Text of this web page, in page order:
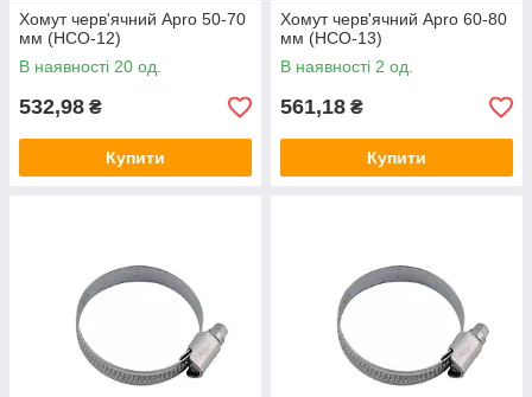
Хомут черв'ячний Apro 50-70
мм (HCО-12)
В наявності 20 од.
532,98 ₴
Купити
Хомут черв'ячний Apro 60-80
мм (HCО-13)
В наявності 2 од.
561,18 ₴
Купити